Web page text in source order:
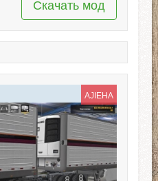
Скачать мод
AJIEHA